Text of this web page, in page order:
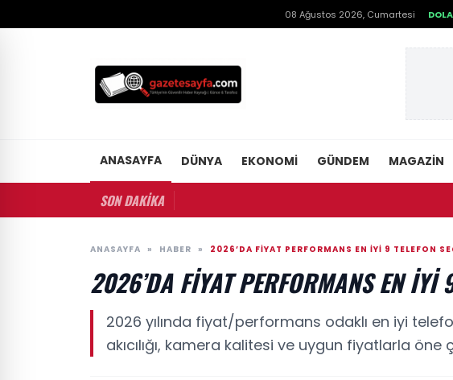
08 Ağustos 2026, Cumartesi
ANASAYFA DÜNYA EKONOMI GÜNDEM MAGAZIN
SON DAKİKA
ANASAYFA » HABER » 2026’DA FIYAT PERFORMANS EN İYI 9 TELEFON
2026’DA FIYAT PERFORMANS EN İYI
2026 yılında fiyat/performans odaklı en iyi
akıcılığı, kamera kalitesi ve uygun fiyatlarla öne